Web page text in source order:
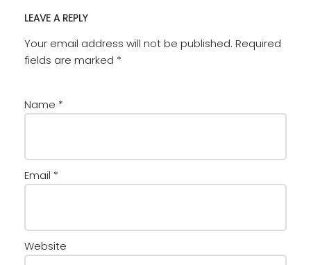
LEAVE A REPLY
Your email address will not be published. Required
fields are marked *
Name *
Email *
Website